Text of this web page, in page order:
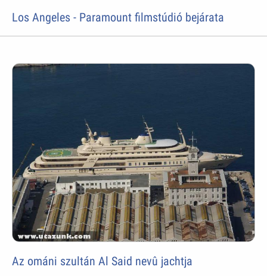
Los Angeles - Paramount filmstúdió bejárata
Az ománi szultán Al Said nevû jachtja